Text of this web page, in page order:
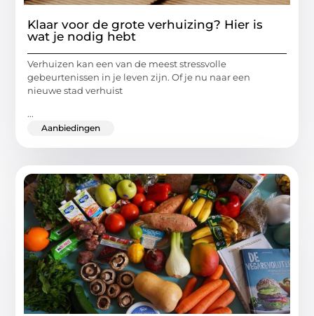
Klaar voor de grote verhuizing? Hier is
wat je nodig hebt
Verhuizen kan een van de meest stressvolle
gebeurtenissen in je leven zijn. Of je nu naar een
nieuwe stad verhuist
...
Aanbiedingen